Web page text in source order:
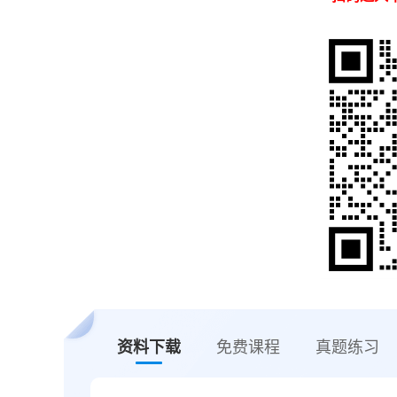
资料下载 免费课程 真题练习